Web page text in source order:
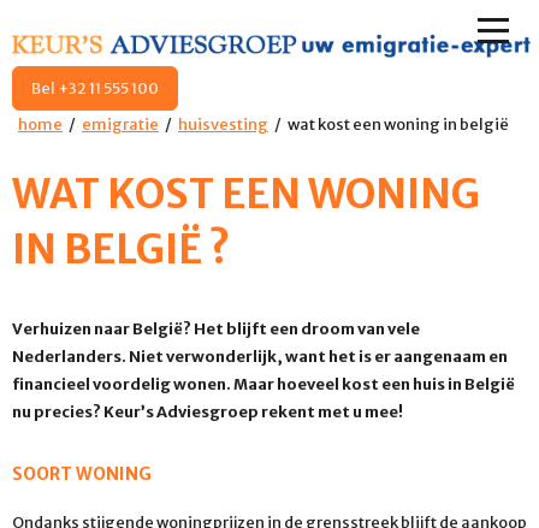
Bel +32 11 555 100
home
emigratie huisvesting wat kost een woning in belgië
WAT KOST EEN WONING
IN BELGIË ?
Verhuizen naar België? Het blijft een droom van vele
Nederlanders. Niet verwonderlijk, want het is er aangenaam en
financieel voordelig wonen. Maar hoeveel kost een huis in België
nu precies? Keur’s Adviesgroep rekent met u mee!
SOORT WONING
Ondanks stijgende woningprijzen in de grensstreek blijft de aankoop